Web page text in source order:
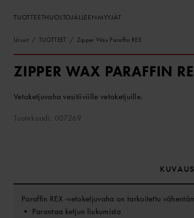
TUOTTEETHUOLTOJÄLLEENMYYJÄT
Ursuit TUOTTEET Zipper Wax Paraffin REX
ZIPPER WAX PARAFFIN
Vetoketjuvaha vesitiiviille vetoketjuille.
Tuotekoodi: 007269
KUVAUS
Paraffin REX -vetoketjuvaha on tarkoitettu
• Parantaa ketjun liukumista